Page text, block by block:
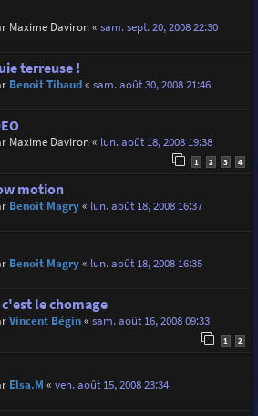
Maxime Daviron« sam. sept. 20, 2008 22:30
terreuse !
Benoit Tibaud« sam. août 30, 2008 21:46
Maxime Daviron« lun. août 18, 2008 19:38
1 2 3 4
motion
Benoit Magry« lun. août 18, 2008 16:37
Benoit Magry« lun. août 18, 2008 16:35
le chomage
Vincent Bégin« sam. août 16, 2008 09:33
1 2
Elsa.M « ven. août 15, 2008 23:34